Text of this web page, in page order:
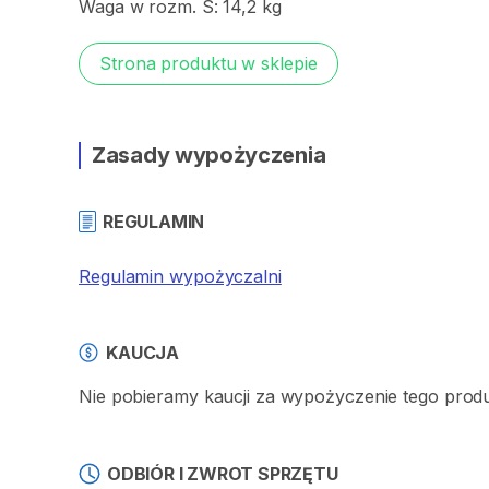
Waga w rozm. S: 14​,​2 kg
Strona produktu w sklepie
Zasady wypożyczenia
REGULAMIN
Regulamin wypożyczalni
KAUCJA
Nie pobieramy kaucji za wypożyczenie tego
ODBIÓR I ZWROT SPRZĘTU